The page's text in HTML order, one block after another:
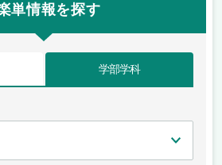
単情報を探す
学部学科